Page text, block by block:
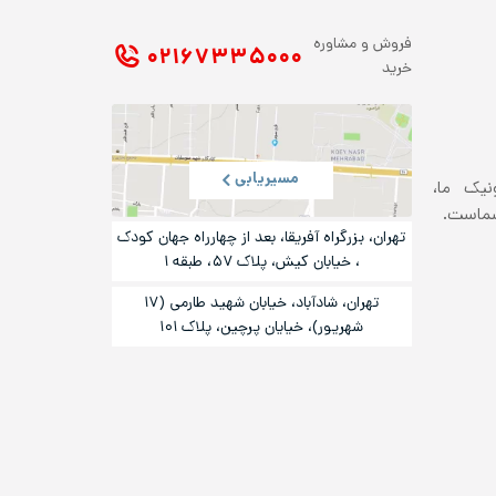
ما،
فروش و مشاوره
خرید
۰۲۱ ۶۷۳۳۵۰۰۰
مسیریابی
تهران، بزرگراه آفریقا، بعد از چهارراه جهان کودک
، خیابان کیش، پلاک ۵۷، طبقه ۱
تهران، شادآباد، خیابان شهید طارمی (۱۷
شهریور)، خیایان پرچین، پلاک ۱۰۱